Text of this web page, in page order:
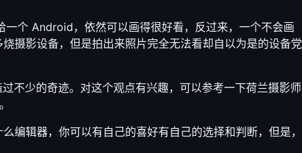
个 Android，依然可以画得很好看，反过来，一个不会画
摄影设备，但是拍出来照片完全无法看却自以为是的设备党
不少的奇迹。对这个观点有兴趣，可以参考一下荷兰摄影师
编辑器，你可以有自己的喜好有自己的选择和判断，但是，